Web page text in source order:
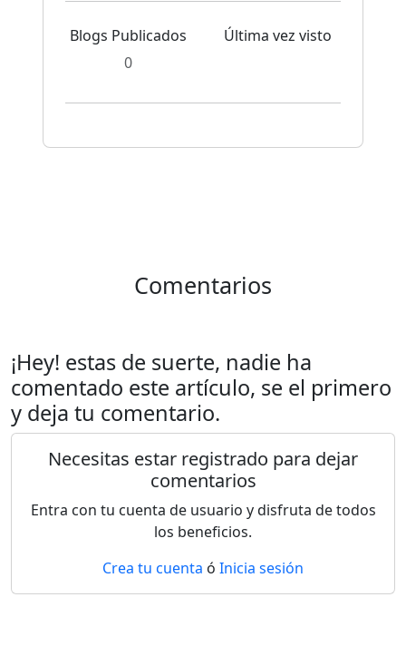
Blogs Publicados
0
Última vez visto
Comentarios
¡Hey! estas de suerte, nadie ha
comentado este artículo, se el primero
y deja tu comentario.
Necesitas estar registrado para dejar
comentarios
Entra con tu cuenta de usuario y disfruta de todos
los beneficios.
Crea tu cuenta ó Inicia sesión